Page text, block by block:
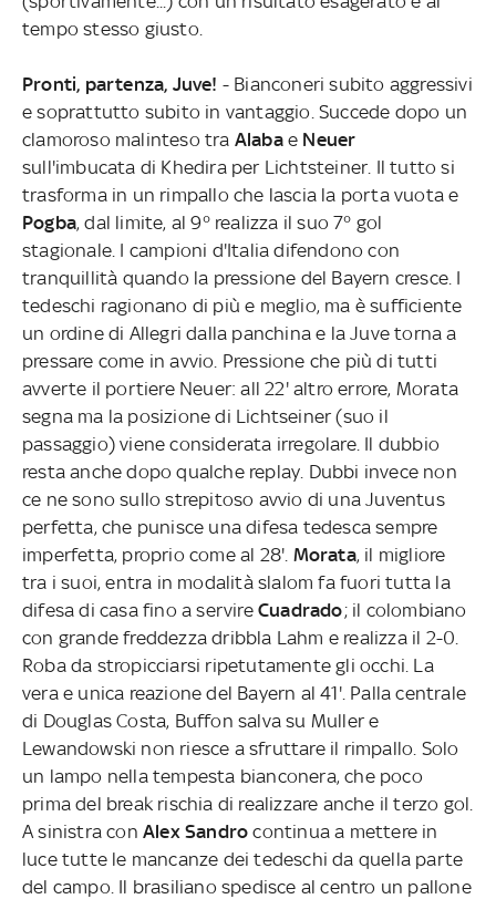
tempo stesso giusto.
Pronti, partenza, Juve! - Bianconeri subito aggressivi
e soprattutto subito in vantaggio. Succede dopo un
clamoroso malinteso tra Alaba e Neuer
sull'imbucata di Khedira per Lichtsteiner. Il tutto si
trasforma in un rimpallo che lascia la porta vuota e
Pogba, dal limite, al 9° realizza il suo 7° gol
stagionale. I campioni d'Italia difendono con
tranquillità quando la pressione del Bayern cresce. I
tedeschi ragionano di più e meglio, ma è sufficiente
un ordine di Allegri dalla panchina e la Juve torna a
pressare come in avvio. Pressione che più di tutti
avverte il portiere Neuer: all 22' altro errore, Morata
segna ma la posizione di Lichtseiner (suo il
passaggio) viene considerata irregolare. Il dubbio
resta anche dopo qualche replay. Dubbi invece non
ce ne sono sullo strepitoso avvio di una Juventus
perfetta, che punisce una difesa tedesca sempre
imperfetta, proprio come al 28'. Morata, il migliore
tra i suoi, entra in modalità slalom fa fuori tutta la
difesa di casa fino a servire Cuadrado; il colombiano
con grande freddezza dribbla Lahm e realizza il 2-0.
Roba da stropicciarsi ripetutamente gli occhi. La
vera e unica reazione del Bayern al 41'. Palla centrale
di Douglas Costa, Buffon salva su Muller e
Lewandowski non riesce a sfruttare il rimpallo. Solo
un lampo nella tempesta bianconera, che poco
prima del break rischia di realizzare anche il terzo gol.
A sinistra con Alex Sandro continua a mettere in
luce tutte le mancanze dei tedeschi da quella parte
del campo. Il brasiliano spedisce al centro un pallone